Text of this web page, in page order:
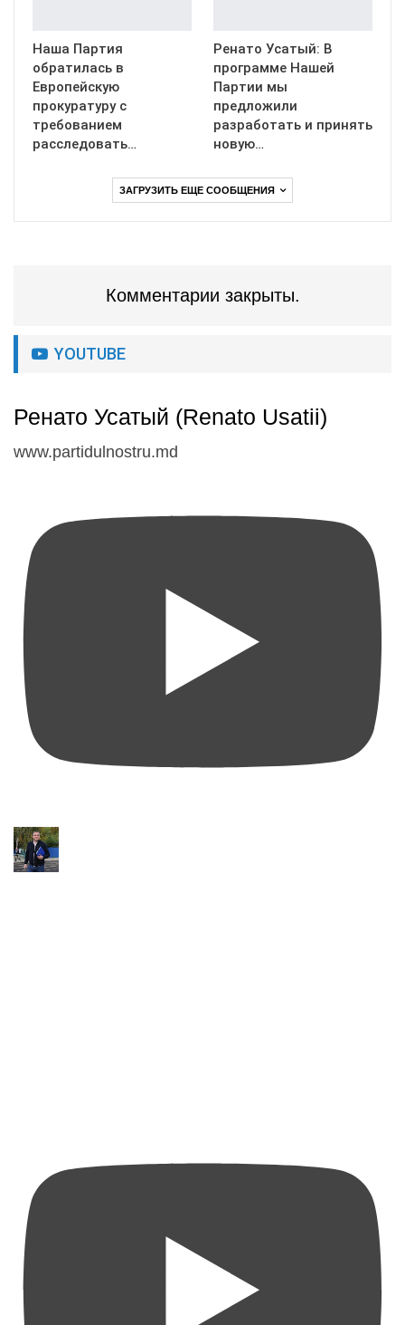
Наша Партия
обратилась в
Европейскую
прокуратуру с
требованием
расследовать…
Ренато Усатый: В
программе Нашей
Партии мы
предложили
разработать и принять
новую…
ЗАГРУЗИТЬ ЕЩЕ СООБЩЕНИЯ
Комментарии закрыты.
YOUTUBE
Ренато Усатый (Renato Usatii)
www.partidulnostru.md